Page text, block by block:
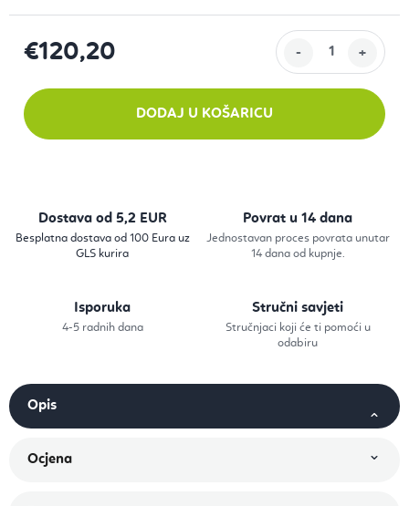
€120,20
DODAJ U KOŠARICU
Dostava od 5,2 EUR
Besplatna dostava od 100 Eura uz
GLS kurira
Povrat u 14 dana
Jednostavan proces povrata unutar
14 dana od kupnje.
Isporuka
4-5 radnih dana
Stručni savjeti
Stručnjaci koji će ti pomoći u
odabiru